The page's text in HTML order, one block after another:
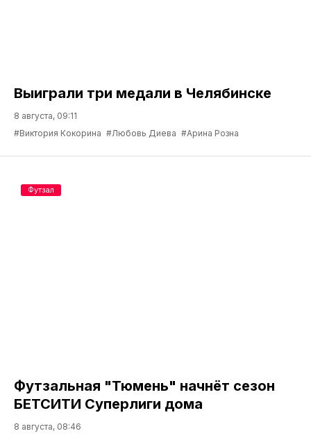
Выиграли три медали в Челябинске
8 августа, 09:11
#Виктория Кокорина #Любовь Диева #Арина Розна
Футзальная "Тюмень" начнёт сезон
БЕТСИТИ Суперлиги дома
8 августа, 08:46
Футзал